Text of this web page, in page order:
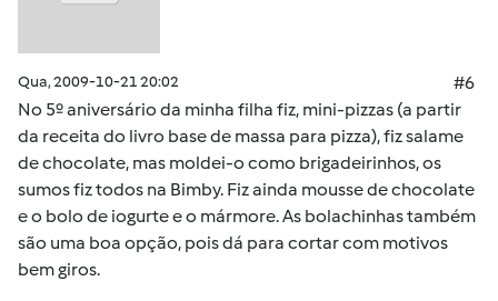
Qua, 2009-10-21 20:02
#6
No 5º aniversário da minha filha fiz, mini-pizzas (a partir
da receita do livro base de massa para pizza), fiz salame
de chocolate, mas moldei-o como brigadeirinhos, os
sumos fiz todos na Bimby. Fiz ainda mousse de chocolate
e o bolo de iogurte e o mármore. As bolachinhas também
são uma boa opção, pois dá para cortar com motivos
bem giros.